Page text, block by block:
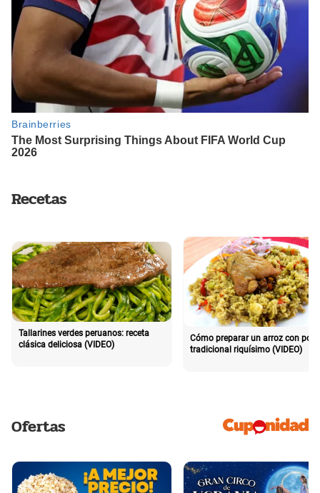
Recetas
Tallarines verdes peruanos: receta
clásica deliciosa (VIDEO)
Cómo preparar un arroz con pollo
tradicional riquísimo (VIDEO)
Ofertas